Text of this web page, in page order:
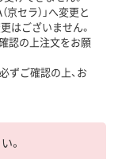
京セラ）」へ変更と
はございません。
認の上注文をお願
必ずご確認の上、お
。